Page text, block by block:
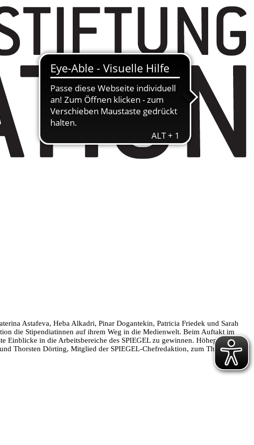
Astafeva, Heba Alkadri, Pinar Dogantekin, Patricia Friedek und Sarah
die Stipendiatinnen auf ihrem Weg in die Medienwelt. Beim Auftakt im
Einblicke in die Arbeitsbereiche des SPIEGEL zu gewinnen. Höhepunkte des
Thorsten Dörting, Mitglied der SPIEGEL-Chefredaktion, zum Thema